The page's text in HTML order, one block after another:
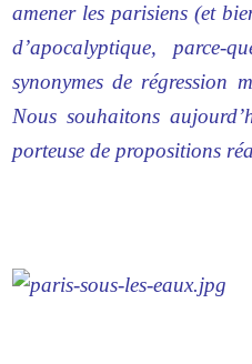
amener les parisiens (et
d’apocalyptique, parce-
synonymes de régression
Nous souhaitons
porteuse de propositions